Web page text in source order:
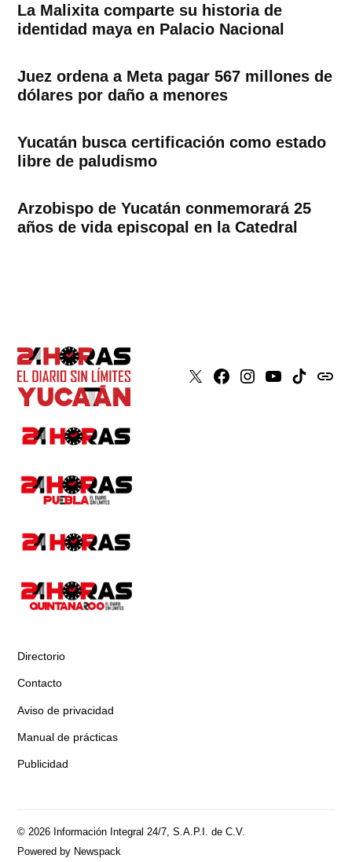
La Malixita comparte su historia de
identidad maya en Palacio Nacional
Juez ordena a Meta pagar 567 millones de
dólares por daño a menores
Yucatán busca certificación como estado
libre de paludismo
Arzobispo de Yucatán conmemorará 25
años de vida episcopal en la Catedral
X Faceboook
Instagram
YoutubeTiktokissuu
Directorio
Contacto
Aviso de privacidad
Manual de prácticas
Publicidad
© 2026 Información Integral 24/7, S.A.P.I. de C.V.
Powered by Newspack